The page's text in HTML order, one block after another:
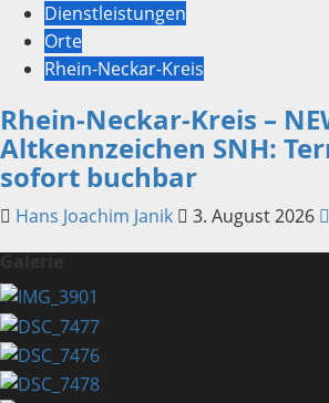
Dienstleistungen
Orte
Rhein-Neckar-Kreis
Rhein-Neckar-Kreis –
Altkennzeichen SNH:
sofort buchbar
Hans Joachim Janik 3. August 2026